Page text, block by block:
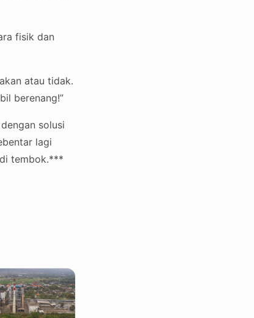
fisik dan
atau tidak.
berenang!”
solusi
lagi
tembok.***